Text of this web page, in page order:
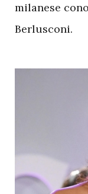
milanese
Berlusconi.